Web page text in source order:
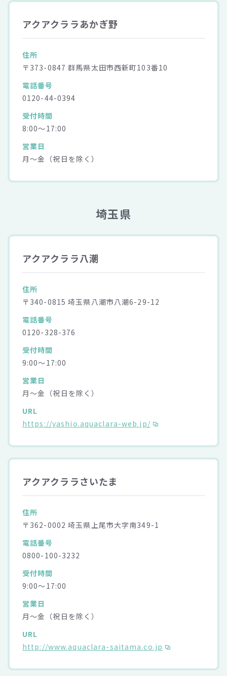
アクアクララあかぎ野
住所
〒373-0847 群馬県太田市西新町103番10
電話番号
0120-44-0394
受付時間
8:00～17:00
営業日
月～金（祝日を除く）
埼玉県
アクアクララ八潮
住所
〒340-0815 埼玉県八潮市八潮6-29-12
電話番号
0120-328-376
受付時間
9:00～17:00
営業日
月～金（祝日を除く）
URL
https://yashio.aquaclara-web.jp/
アクアクララさいたま
住所
〒362-0002 埼玉県上尾市大字南349-1
電話番号
0800-100-3232
受付時間
9:00～17:00
営業日
月～金（祝日を除く）
URL
http://www.aquaclara-saitama.co.jp